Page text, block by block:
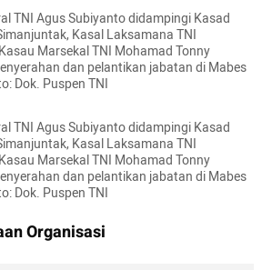
TNI Agus Subiyanto didampingi Kasad
Kasal Laksamana TNI
Marsekal TNI Mohamad Tonny
dan pelantikan jabatan di Mabes
Dok. Puspen TNI
TNI Agus Subiyanto didampingi Kasad
Kasal Laksamana TNI
Marsekal TNI Mohamad Tonny
dan pelantikan jabatan di Mabes
Dok. Puspen TNI
Organisasi